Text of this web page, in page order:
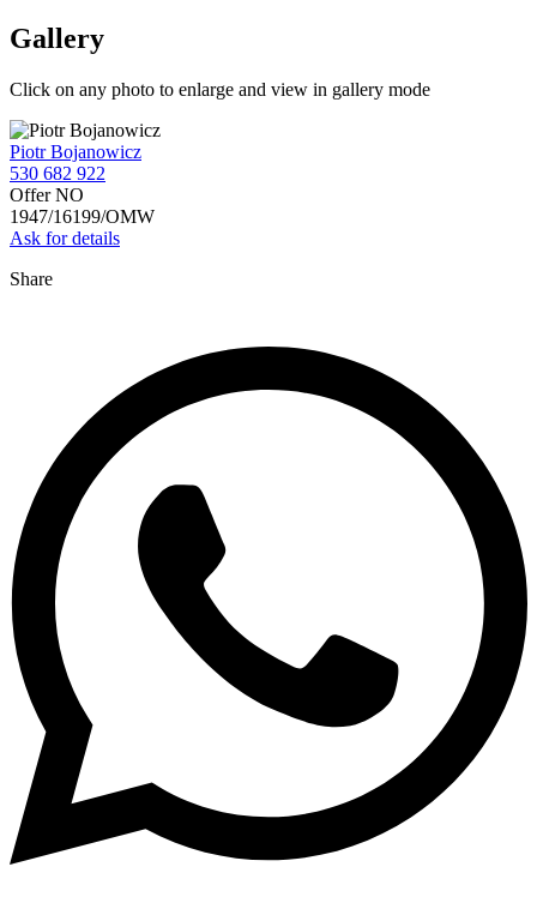
Gallery
Click on any photo to enlarge and view in gallery mode
Piotr Bojanowicz
530 682 922
Offer NO
1947/16199/OMW
Ask for details
Share